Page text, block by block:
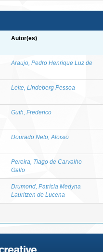
Autor(es)
Araujo, Pedro Henrique Luz de
Leite, Lindeberg Pessoa
Guth, Frederico
Dourado Neto, Aloisio
Pereira, Tiago de Carvalho
Gallo
Drumond, Patrícia Medyna
Lauritzen de Lucena